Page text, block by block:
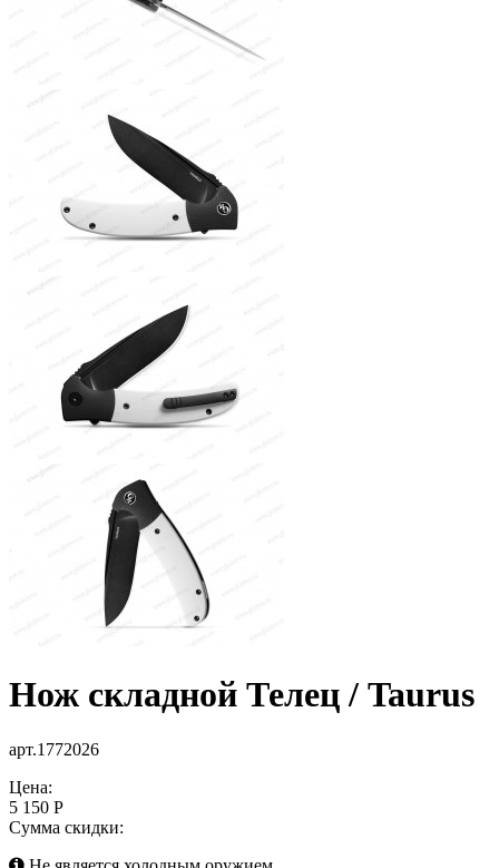
Нож складной Телец / Taurus
арт.1772026
Цена:
5 150 Р
Сумма скидки: